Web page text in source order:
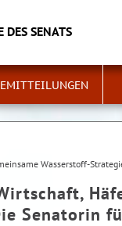
DES SENATS
Wasserstoff-
Senatorin